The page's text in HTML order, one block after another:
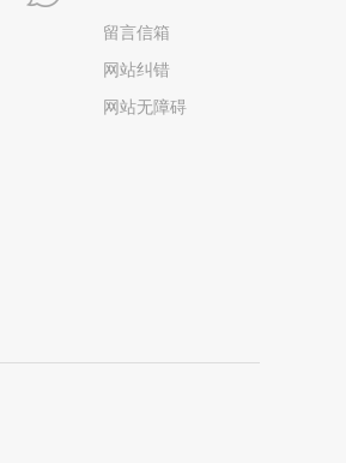
留言信箱
网站纠错
网站无障碍